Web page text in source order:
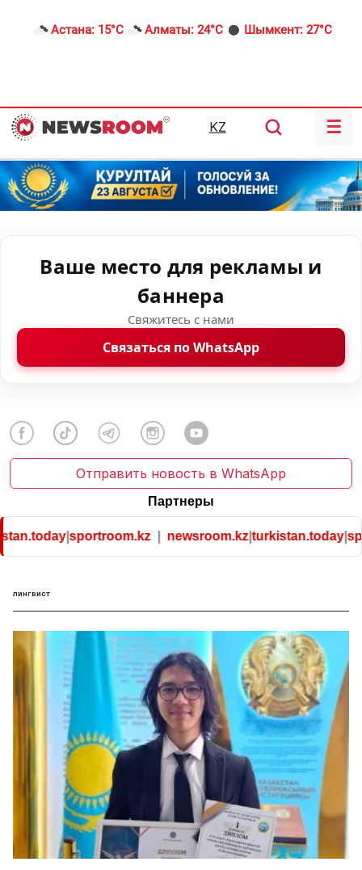
Астана: 15°C Алматы: 24°C Шымкент: 27°C
KZ ☰
Ваше место для рекламы и
баннера
Свяжитесь с нами
Связаться по WhatsApp
Отправить новость в WhatsApp
Партнеры
|sportroom.kz| newsroom.kz|turkistan.today|
лингвист